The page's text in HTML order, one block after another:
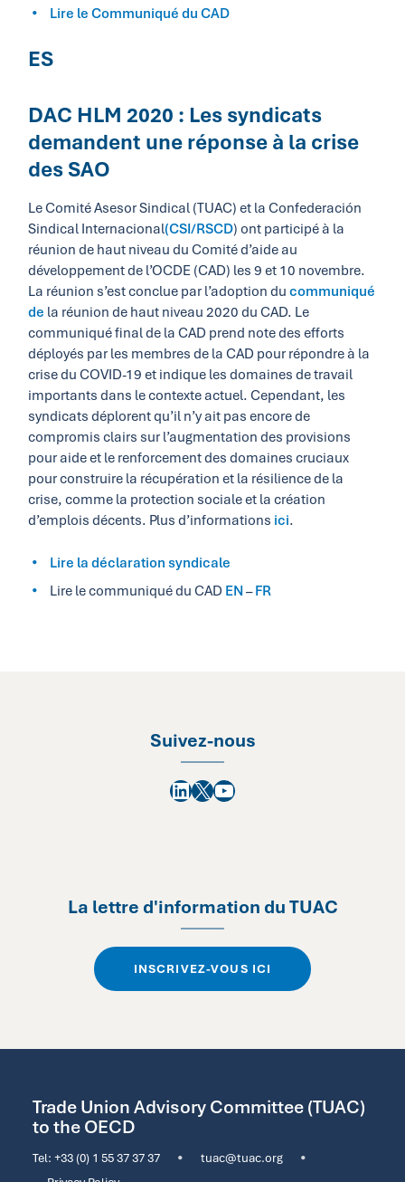
Lire le Communiqué du CAD
ES
DAC HLM 2020 : Les syndicats
demandent une réponse à la crise
des SAO
Le Comité Asesor Sindical (TUAC) et la Confederación
Sindical Internacional(CSI/RSCD) ont participé à la
réunion de haut niveau du Comité d’aide au
développement de l’OCDE (CAD) les 9 et 10 novembre.
La réunion s’est conclue par l’adoption ducommuniqué
de la réunion de haut niveau 2020 du CAD. Le
communiqué final de la CAD prend note des efforts
déployés par les membres de la CAD pour répondre à la
crise du COVID-19 et indique les domaines de travail
importants dans le contexte actuel. Cependant, les
syndicats déplorent qu’il n’y ait pas encore de
compromis clairs sur l’augmentation des provisions
pour aide et le renforcement des domaines cruciaux
pour construire la récupération et la résilience de la
crise, comme la protection sociale et la création
d’emplois décents. Plus d’informations ici.
Lire la déclaration syndicale
Lire le communiqué du CAD EN–FR
Suivez-nous
LinkedIn
X YouTube
La lettre d'information du TUAC
INSCRIVEZ-VOUS ICI
Trade Union Advisory Committee (TUAC)
to the OECD
Tel: +33 (0) 1 55 37 37 37 • tuac@tuac.org
•